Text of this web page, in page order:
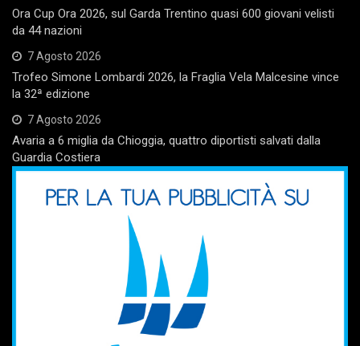
Ora Cup Ora 2026, sul Garda Trentino quasi 600 giovani velisti
da 44 nazioni
7 Agosto 2026
Trofeo Simone Lombardi 2026, la Fraglia Vela Malcesine vince
la 32ª edizione
7 Agosto 2026
Avaria a 6 miglia da Chioggia, quattro diportisti salvati dalla
Guardia Costiera